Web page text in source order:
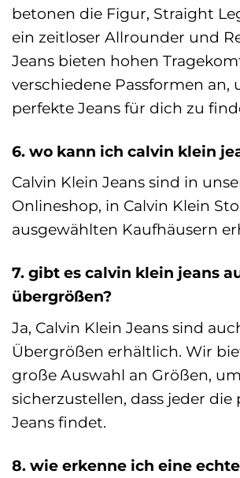
betonen die Figur, Straight
ein zeitloser Allrounder und
Jeans bieten hohen
verschiedene Passformen an,
perfekte Jeans für dich zu
6. wo kann ich calvin klein
Calvin Klein Jeans sind in
Onlineshop, in Calvin Klein
ausgewählten Kaufhäusern
7. gibt es calvin klein jeans
übergrößen?
Ja, Calvin Klein Jeans sind
Übergrößen erhältlich. Wir
große Auswahl an Größen, um
sicherzustellen, dass jeder die
Jeans findet.
8. wie erkenne ich eine